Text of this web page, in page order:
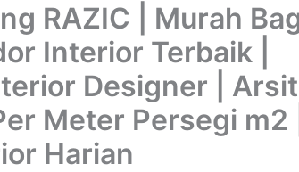
RAZIC | Murah
Interior Terbaik |
Designer |
Meter Persegi m2 |
Harian